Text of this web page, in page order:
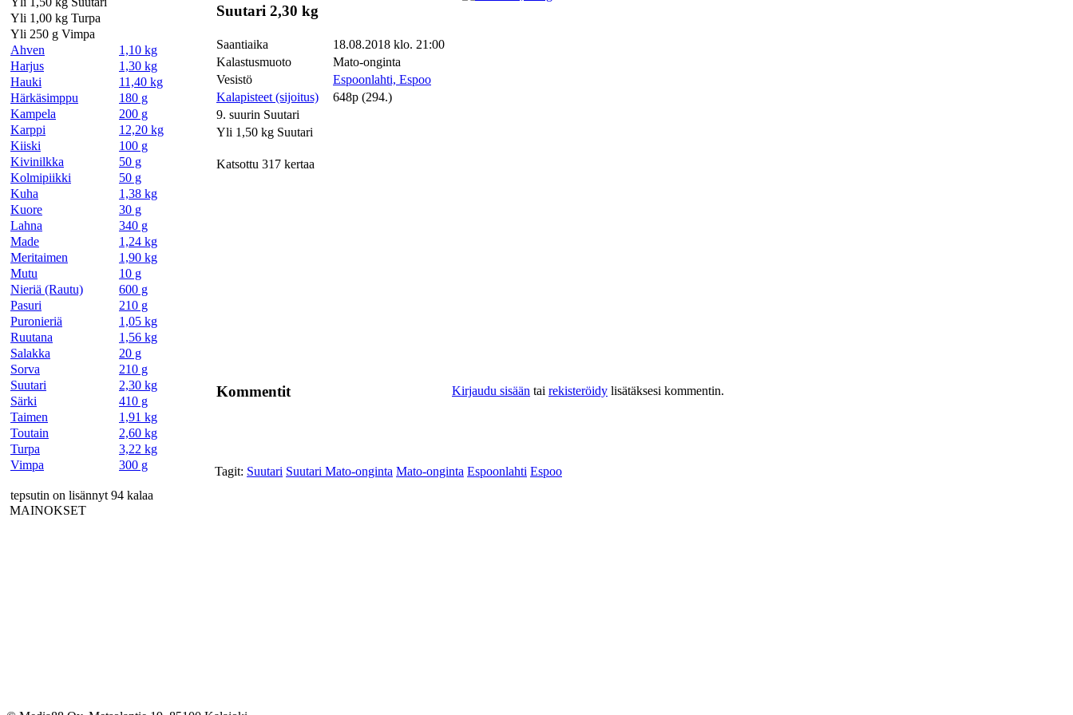
Yli 1,00 kg Turpa
Yli 250 g Vimpa
Ahven
1,10 kg
Harjus
1,30 kg
Hauki
11,40 kg
Härkäsimppu
180 g
Kampela
200 g
Karppi
12,20 kg
Kiiski
100 g
Kivinilkka
50 g
Kolmipiikki
50 g
Kuha
1,38 kg
Kuore
30 g
Lahna
340 g
Made
1,24 kg
Meritaimen
1,90 kg
Mutu
10 g
Nieriä (Rautu)
600 g
Pasuri
210 g
Puronieriä
1,05 kg
Ruutana
1,56 kg
Salakka
20 g
Sorva
210 g
Suutari
2,30 kg
Särki
410 g
Taimen
1,91 kg
Toutain
2,60 kg
Turpa
3,22 kg
Vimpa
300 g
tepsutin on lisännyt 94 kalaa
MAINOKSET
Suutari 2,30 kg
Saantiaika
18.08.2018 klo. 21:00
Kalastusmuoto
Mato-onginta
Vesistö
Espoonlahti, Espoo
Kalapisteet (sijoitus)
648p (294.)
9. suurin Suutari
Yli 1,50 kg Suutari
Katsottu 317 kertaa
Kommentit Kirjaudu sisään tai rekisteröidy lisätäksesi kommentin.
Tagit: Suutari Suutari Mato-onginta Mato-onginta Espoonlahti Espoo